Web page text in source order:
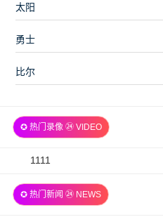
太阳
勇士
比尔
✪ 热门录像 ㉔ VIDEO
2026-
06
1111
✪ 热门新闻 ㉔ NEWS